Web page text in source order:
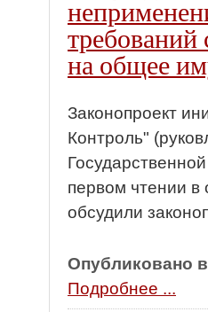
требований
на общее
Законопроект
Контроль"
первом чтении
обсудили
Опубликовано в
Подробнее ...